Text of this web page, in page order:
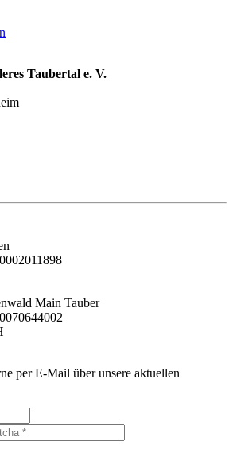
Taubertal e. V.
Main Tauber
per E-Mail über unsere aktuellen